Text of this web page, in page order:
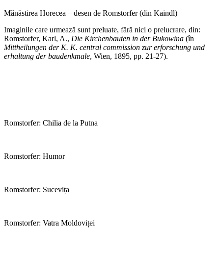
Mănăstirea Horecea – desen de Romstorfer (din Kaindl)
Imaginile care urmează sunt preluate, fără nici o prelucrare, din:
Romstorfer, Karl, A., Die Kirchenbauten in der Bukowina (în
Mittheilungen der K. K. central commission zur erforschung und
erhaltung der baudenkmale, Wien, 1895, pp. 21-27).
Romstorfer: Chilia de la Putna
Romstorfer: Humor
Romstorfer: Sucevița
Romstorfer: Vatra Moldoviței